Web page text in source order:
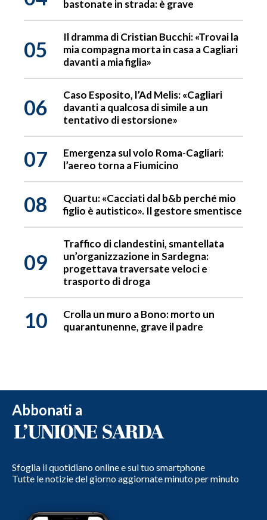
bastonate in strada: è grave
05
Il dramma di Cristian Bucchi: «Trovai la
mia compagna morta in casa a Cagliari
davanti a mia figlia»
06
Caso Esposito, l’Ad Melis: «Cagliari
davanti a qualcosa di simile a un
tentativo di estorsione»
07
Emergenza sul volo Roma-Cagliari:
l’aereo torna a Fiumicino
08
Quartu: «Cacciati dal b&b perché mio
figlio è autistico». Il gestore smentisce
09
Traffico di clandestini, smantellata
un’organizzazione in Sardegna:
progettava traversate veloci e
trasporto di droga
10
Crolla un muro a Bono: morto un
quarantunenne, grave il padre
Abbonati a
Sfoglia il quotidiano online e sul tuo smartphone
Tutte le notizie del giorno aggiornate minuto per minuto